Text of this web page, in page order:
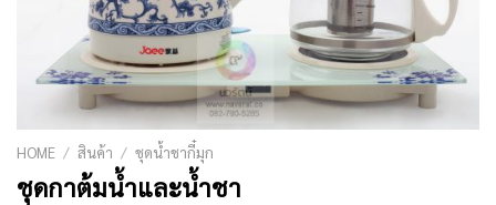
HOME / สินค้า / ชุดน้ำชากี๋มุก
ชุดกาต้มน้ำและน้ำชา